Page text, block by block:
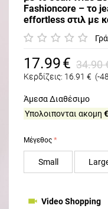
Fashioncore – το
effortless στιλ με
17.99€ 34.90
Κερδίζεις: 16.91 € (-
Άμεσα Διαθέσιμο
Υπολοιπονται ακομη
Μέγεθος
Small
Video Shopping